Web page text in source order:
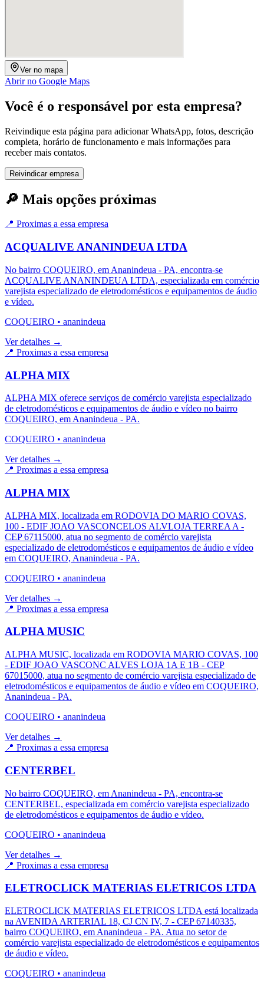
Ver no mapa
Abrir no Google Maps
Você é o responsável por esta empresa?
Reivindique esta página para adicionar WhatsApp, fotos, descrição
completa, horário de funcionamento e mais informações para
receber mais contatos.
Reivindicar empresa
🔎 Mais opções próximas
📍 Proximas a essa empresa
ACQUALIVE ANANINDEUA LTDA
No bairro COQUEIRO, em Ananindeua - PA, encontra-se
ACQUALIVE ANANINDEUA LTDA, especializada em comércio
varejista especializado de eletrodomésticos e equipamentos de áudio
e vídeo.
COQUEIRO • ananindeua
Ver detalhes →
📍 Proximas a essa empresa
ALPHA MIX
ALPHA MIX oferece serviços de comércio varejista especializado
de eletrodomésticos e equipamentos de áudio e vídeo no bairro
COQUEIRO, em Ananindeua - PA.
COQUEIRO • ananindeua
Ver detalhes →
📍 Proximas a essa empresa
ALPHA MIX
ALPHA MIX, localizada em RODOVIA DO MARIO COVAS,
100 - EDIF JOAO VASCONCELOS ALVLOJA TERREA A -
CEP 67115000, atua no segmento de comércio varejista
especializado de eletrodomésticos e equipamentos de áudio e vídeo
em COQUEIRO, Ananindeua - PA.
COQUEIRO • ananindeua
Ver detalhes →
📍 Proximas a essa empresa
ALPHA MUSIC
ALPHA MUSIC, localizada em RODOVIA MARIO COVAS, 100
- EDIF JOAO VASCONC ALVES LOJA 1A E 1B - CEP
67015000, atua no segmento de comércio varejista especializado de
eletrodomésticos e equipamentos de áudio e vídeo em COQUEIRO,
Ananindeua - PA.
COQUEIRO • ananindeua
Ver detalhes →
📍 Proximas a essa empresa
CENTERBEL
No bairro COQUEIRO, em Ananindeua - PA, encontra-se
CENTERBEL, especializada em comércio varejista especializado
de eletrodomésticos e equipamentos de áudio e vídeo.
COQUEIRO • ananindeua
Ver detalhes →
📍 Proximas a essa empresa
ELETROCLICK MATERIAS ELETRICOS LTDA
ELETROCLICK MATERIAS ELETRICOS LTDA está localizada
na AVENIDA ARTERIAL 18, CJ CN IV, 7 - CEP 67140335,
bairro COQUEIRO, em Ananindeua - PA. Atua no setor de
comércio varejista especializado de eletrodomésticos e equipamentos
de áudio e vídeo.
COQUEIRO • ananindeua